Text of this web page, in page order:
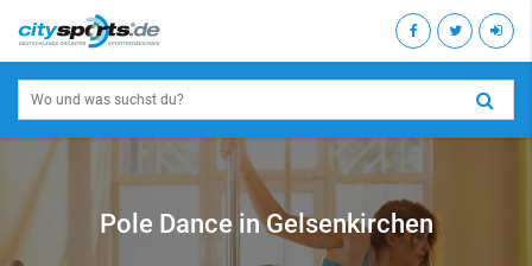
Pole Dance in Gelsenkirchen